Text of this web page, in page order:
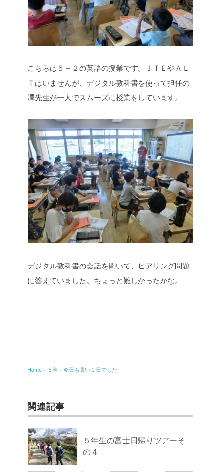
こちらは５－２の英語の授業です。ＪＴＥやＡＬ
Ｔはいませんが、デジタル教科書を使って担任の
澤先生が一人でスムーズに授業をしています。
デジタル教科書の会話を聞いて、ヒアリング問題
に答えていました。ちょっと難しかったかな。
Home › ５年 › 今日も暑い１日でした
関連記事
５年生の富士日帰りツアーそ
の４